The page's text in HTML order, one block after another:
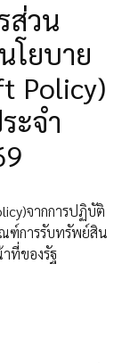
ส่วน
โยบาย
Policy)
ะจำ
จากการปฏิบัติ
ณฑ์การรับทรัพย์สิน
าที่ของรัฐ